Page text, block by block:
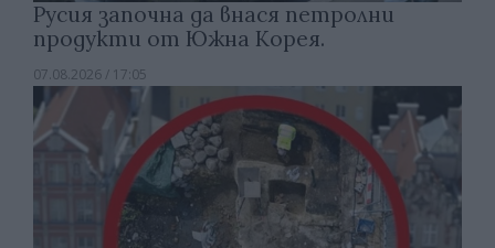
Русия започна да внася петролни
продукти от Южна Корея.
07.08.2026 / 17:05